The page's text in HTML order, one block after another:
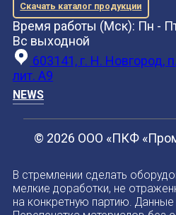
Скачать каталог продукции
Время работы (Мск): Пн -
Вс выходной
603141, г. Н. Новгород,
лит. А9
NEWS
© 2026 ООО «ПКФ
В стремлении сделать
мелкие доработки, не
на конкретную партию. Данные